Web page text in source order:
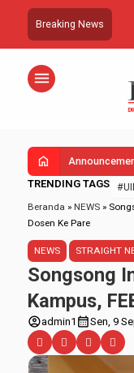
Breaking News
menu
home
TRENDING TAGS
Beranda » NEWS »
Dosen Ke Pare
NEWS STRAIGHT
Songsong
Kampus,
account_circleadmin1 calendar_monthSen, 9